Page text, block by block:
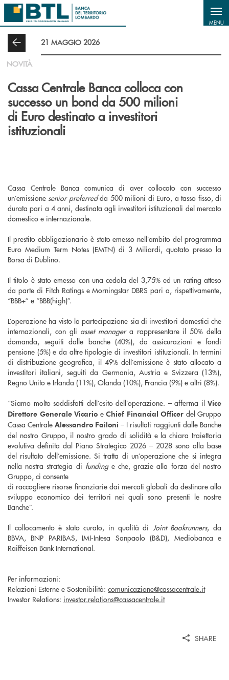
Salta al contenuto principale
MENU
21 MAGGIO 2026
NOVITÀ
Cassa Centrale Banca colloca con
successo un bond da 500 milioni
di Euro destinato a investitori
istituzionali
Cassa Centrale Banca comunica di aver collocato con successo
un’emissione senior preferredda 500 milioni di Euro, a tasso fisso, di
durata pari a 4 anni, destinata agli investitori istituzionali del mercato
domestico e internazionale.
Il prestito obbligazionario è stato emesso nell’ambito del programma
Euro Medium Term Notes (EMTN) di 3 Miliardi, quotato presso la
Borsa di Dublino.
Il titolo è stato emesso con una cedola del 3,75% ed un rating atteso
da parte di Fitch Ratings e Morningstar DBRS pari a, rispettivamente,
“BBB+” e “BBB(high)”.
L’operazione ha visto la partecipazione sia di investitori domestici che
internazionali, con gli asset managera rappresentare il 50% della
domanda, seguiti dalle banche (40%), da assicurazioni e fondi
pensione (5%) e da altre tipologie di investitori istituzionali. In termini
di distribuzione geografica, il 49% dell’emissione è stato allocato a
investitori italiani, seguiti da Germania, Austria e Svizzera (13%),
Regno Unito e Irlanda (11%), Olanda (10%), Francia (9%) e altri (8%).
“Siamo molto soddisfatti dell’esito dell’operazione. – afferma il Vice
Direttore Generale Vicario e Chief Financial Officer del Gruppo
Cassa Centrale Alessandro Failoni – I risultati raggiunti dalle Banche
del nostro Gruppo, il nostro grado di solidità e la chiara traiettoria
evolutiva definita dal Piano Strategico 2026 – 2028 sono alla base
del risultato dell’emissione. Si tratta di un’operazione che si integra
nella nostra strategia di fundinge che, grazie alla forza del nostro
Gruppo, ci consente
di raccogliere risorse finanziarie dai mercati globali da destinare allo
sviluppo economico dei territori nei quali sono presenti le nostre
Banche”.
Il collocamento è stato curato, in qualità di Joint Bookrunners, da
BBVA, BNP PARIBAS, IMI-Intesa Sanpaolo (B&D), Mediobanca e
Raiffeisen Bank International.
Per informazioni:
Relazioni Esterne e Sostenibilità: comunicazione@cassacentrale.it
Investor Relations: investor.relations@cassacentrale.it
SHARE